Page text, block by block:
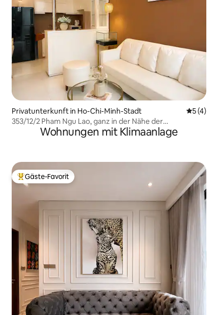
Privatunterkunft in Ho-Chi-Minh-Stadt
5 (4)
353/12/2 Pham Ngu Lao, ganz in der Nähe der
Fußgängerzone Bui Vien
Wohnungen mit Klimaanlage
Beliebter Gäste-Favorit.
Gäste-Favorit